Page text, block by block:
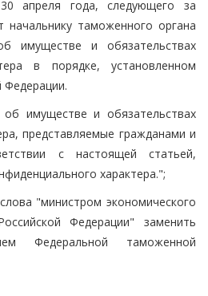
апреля года, следующего за
начальнику таможенного органа
имуществе и обязательствах
в порядке, установленном
Федерации.
имуществе и обязательствах
представляемые гражданами и
с настоящей статьей,
характера.";
"министром экономического
Федерации" заменить
Федеральной таможенной